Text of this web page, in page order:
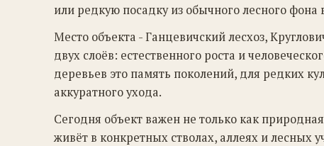
или редкую посадку из обычного лесного фона
Место объекта - Ганцевичский лесхоз,
двух слоёв: естественного роста и
деревьев это память поколений, для редких
аккуратного ухода.
Сегодня объект важен не только как
живёт в конкретных стволах, аллеях и лесных